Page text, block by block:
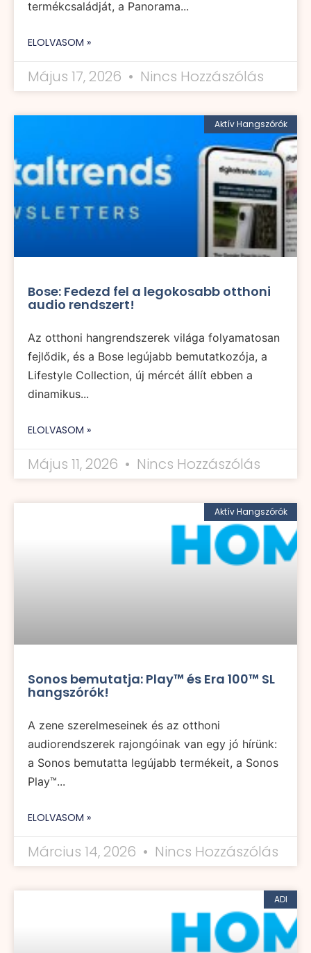
termékcsaládját, a Panorama...
ELOLVASOM »
Május 17, 2026 Nincs Hozzászólás
Aktív Hangszórók
Bose: Fedezd fel a legokosabb otthoni
audio rendszert!
Az otthoni hangrendszerek világa folyamatosan
fejlődik, és a Bose legújabb bemutatkozója, a
Lifestyle Collection, új mércét állít ebben a
dinamikus...
ELOLVASOM »
Május 11, 2026 Nincs Hozzászólás
Aktív Hangszórók
Sonos bemutatja: Play™ és Era 100™ SL
hangszórók!
A zene szerelmeseinek és az otthoni
audiorendszerek rajongóinak van egy jó hírünk:
a Sonos bemutatta legújabb termékeit, a Sonos
Play™...
ELOLVASOM »
Március 14, 2026 Nincs Hozzászólás
ADI